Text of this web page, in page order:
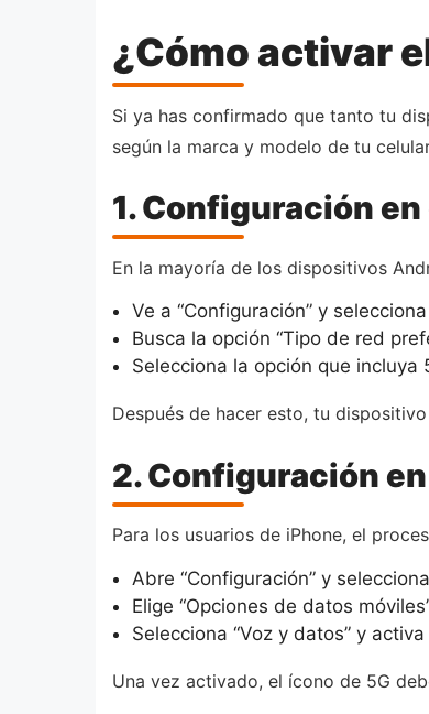
¿Cómo activar
Si ya has confirmado que tanto tu
según la marca y modelo de tu
1. Configuración
En la mayoría de los dispositivos
Ve a “Configuración” y selecciona
Busca la opción “Tipo de red
Selecciona la opción que incluya
Después de hacer esto, tu
2. Configuración
Para los usuarios de iPhone, el
Abre “Configuración” y selecciona
Elige “Opciones de datos
Selecciona “Voz y datos” y
Una vez activado, el ícono de 5G